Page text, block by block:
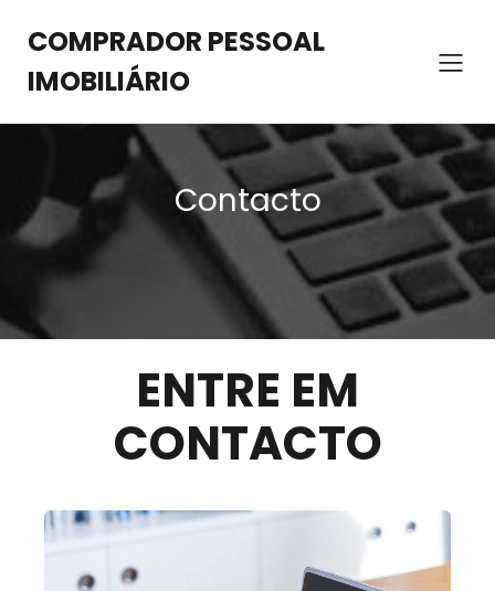
COMPRADOR PESSOAL
IMOBILIÁRIO
Contacto
ENTRE EM
CONTACTO